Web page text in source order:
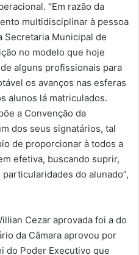
“Em razão da
multidisciplinar à pessoa
Secretaria Municipal de
no modelo que hoje
alguns profissionais para
os avanços nas esferas
alunos lá matriculados.
a Convenção da
dos seus signatários, tal
de proporcionar à todos a
efetiva, buscando suprir,
do alunado”,
Cezar aprovada foi a do
da Câmara aprovou por
do Poder Executivo que